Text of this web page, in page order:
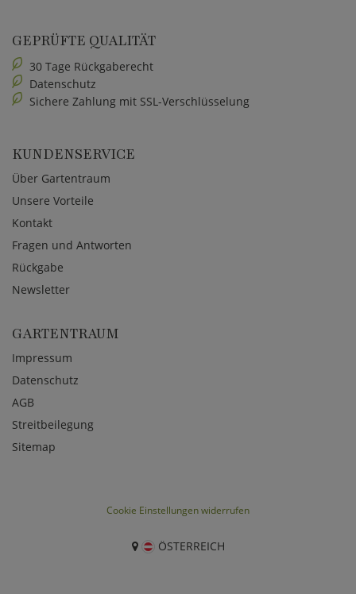
GEPRÜFTE QUALITÄT
30 Tage Rückgaberecht
Datenschutz
Sichere Zahlung mit SSL-Verschlüsselung
KUNDENSERVICE
Über Gartentraum
Unsere Vorteile
Kontakt
Fragen und Antworten
Rückgabe
Newsletter
GARTENTRAUM
Impressum
Datenschutz
AGB
Streitbeilegung
Sitemap
Cookie Einstellungen widerrufen
ÖSTERREICH